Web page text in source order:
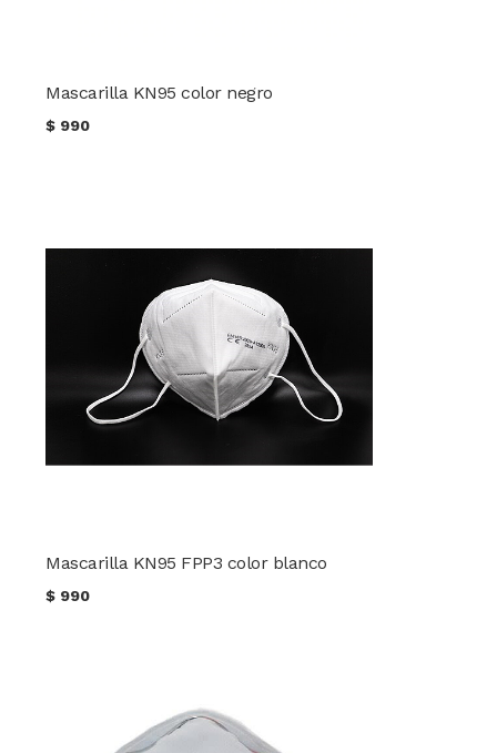
Mascarilla KN95 color negro
$ 990
Mascarilla KN95 FPP3 color blanco
$ 990